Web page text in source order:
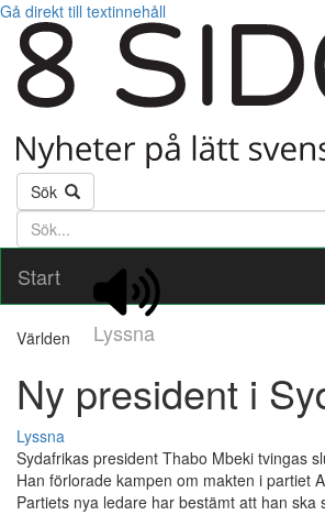
Gå direkt till textinnehåll
Sök
Söktext
Start
Lyssna
Världen
Ny president i
Lyssna
Sydafrikas president Thabo Mbeki tvingas
Han förlorade kampen om makten i partiet
Partiets nya ledare har bestämt att han ska